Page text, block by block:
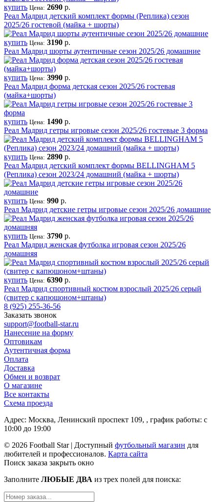
купить Цена: 2690 р.
Реал Мадрид детский комплект формы (Реплика) сезон
2025/26 гостевой (майка + шорты)
купить Цена: 3190 р.
Реал Мадрид шорты аутентичные сезон 2025/26 домашние
купить Цена: 3990 р.
Реал Мадрид форма детская сезон 2025/26 гостевая
(майка+шорты)
купить Цена: 1490 р.
Реал Мадрид гетры игровые сезон 2025/26 гостевые 3 форма
купить Цена: 2890 р.
Реал Мадрид детский комплект формы BELLINGHAM 5
(Реплика) сезон 2023/24 домашний (майка + шорты)
купить Цена: 990 р.
Реал Мадрид детские гетры игровые сезон 2025/26 домашние
купить Цена: 3790 р.
Реал Мадрид женская футболка игровая сезон 2025/26
домашняя
купить Цена: 6390 р.
Реал Мадрид спортивный костюм взрослый 2025/26 серый
(свитер с капюшоном+штаны)
8 (925) 255-36-56
Заказать звонок
support@football-star.ru
Нанесение на форму
Оптовикам
Аутентичная форма
Оплата
Доставка
Обмен и возврат
О магазине
Все контакты
Схема проезда
Адрес: Москва, Ленинский проспект 109, , график работы: с
10:00 до 19:00
© 2026 Football Star | Доступный футбольный магазин для
любителей и профессионалов. Карта сайта
Поиск заказа закрыть окно
Заполните ЛЮБЫЕ ДВА из трех полей для поиска: